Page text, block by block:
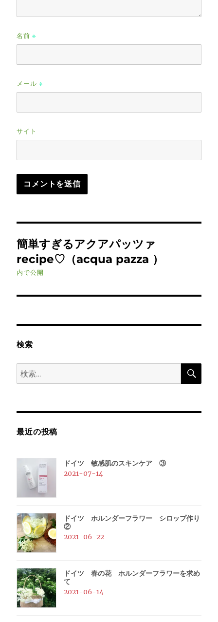
名前※
メール※
サイト
稿
ナ
ビ
ョ
簡単すぎるアクアパッツァ
recipe♡（acqua pazza ）
内で公開
検索
検
索:
検
最近の投稿
ドイツ 敏感肌のスキンケア ③
2021-07-14
ドイツ ホルンダーフラワー シロップ作り
②
2021-06-22
ドイツ 春の花 ホルンダーフラワーを求め
て
2021-06-14